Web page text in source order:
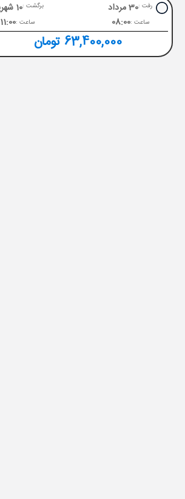
رفت :30 مرداد
ساعت :08:00
برگشت :10 شهریور
ساعت :11:00
63,400,000 تومان